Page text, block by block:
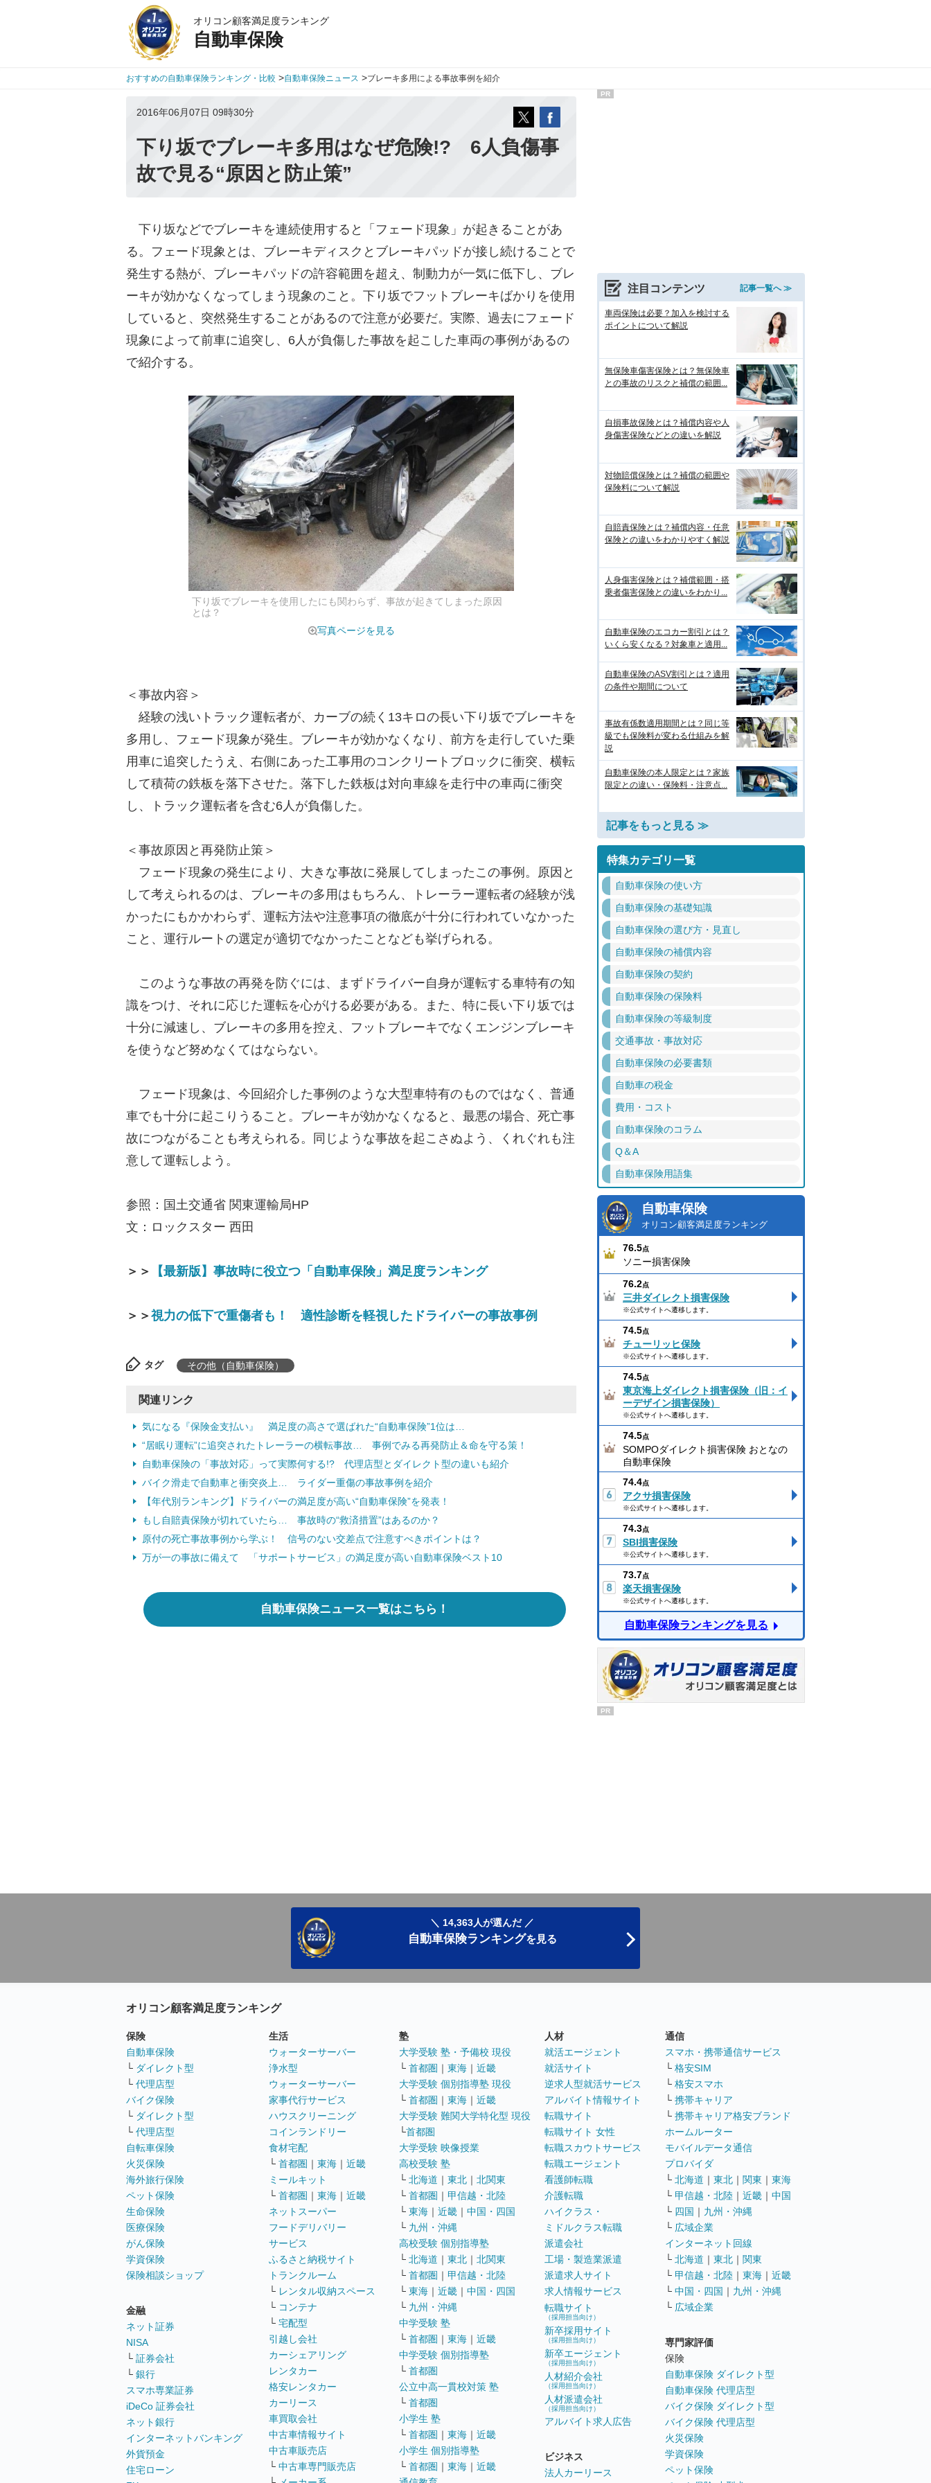
オリコン顧客満足度ランキング
自動車保険
おすすめの自動車保険ランキング・比較 >自動車保険ニュース >ブレーキ多用による事故事例を紹介
2016年06月07日 09時30分
下り坂でブレーキ多用はなぜ危険!? 6人負傷事
故で見る“原因と防止策”
下り坂などでブレーキを連続使用すると「フェード現象」が起きることがあ
る。フェード現象とは、ブレーキディスクとブレーキパッドが接し続けることで
発生する熱が、ブレーキパッドの許容範囲を超え、制動力が一気に低下し、ブレ
ーキが効かなくなってしまう現象のこと。下り坂でフットブレーキばかりを使用
していると、突然発生することがあるので注意が必要だ。実際、過去にフェード
現象によって前車に追突し、6人が負傷した事故を起こした車両の事例があるの
で紹介する。
下り坂でブレーキを使用したにも関わらず、事故が起きてしまった原因
とは？
写真ページを見る
＜事故内容＞
経験の浅いトラック運転者が、カーブの続く13キロの長い下り坂でブレーキを
多用し、フェード現象が発生。ブレーキが効かなくなり、前方を走行していた乗
用車に追突したうえ、右側にあった工事用のコンクリートブロックに衝突、横転
して積荷の鉄板を落下させた。落下した鉄板は対向車線を走行中の車両に衝突
し、トラック運転者を含む6人が負傷した。
＜事故原因と再発防止策＞
フェード現象の発生により、大きな事故に発展してしまったこの事例。原因と
して考えられるのは、ブレーキの多用はもちろん、トレーラー運転者の経験が浅
かったにもかかわらず、運転方法や注意事項の徹底が十分に行われていなかった
こと、運行ルートの選定が適切でなかったことなども挙げられる。
このような事故の再発を防ぐには、まずドライバー自身が運転する車特有の知
識をつけ、それに応じた運転を心がける必要がある。また、特に長い下り坂では
十分に減速し、ブレーキの多用を控え、フットブレーキでなくエンジンブレーキ
を使うなど努めなくてはならない。
フェード現象は、今回紹介した事例のような大型車特有のものではなく、普通
車でも十分に起こりうること。ブレーキが効かなくなると、最悪の場合、死亡事
故につながることも考えられる。同じような事故を起こさぬよう、くれぐれも注
意して運転しよう。
参照：国土交通省 関東運輸局HP
文：ロックスター 西田
＞＞ 【最新版】事故時に役立つ「自動車保険」満足度ランキング
＞＞視力の低下で重傷者も！ 適性診断を軽視したドライバーの事故事例
タグ その他（自動車保険）
関連リンク
気になる『保険金支払い』 満足度の高さで選ばれた“自動車保険”1位は…
“居眠り運転”に追突されたトレーラーの横転事故… 事例でみる再発防止＆命を守る策！
自動車保険の「事故対応」って実際何する!? 代理店型とダイレクト型の違いも紹介
バイク滑走で自動車と衝突炎上… ライダー重傷の事故事例を紹介
【年代別ランキング】ドライバーの満足度が高い“自動車保険”を発表！
もし自賠責保険が切れていたら… 事故時の“救済措置”はあるのか？
原付の死亡事故事例から学ぶ！ 信号のない交差点で注意すべきポイントは？
万が一の事故に備えて 「サポートサービス」の満足度が高い自動車保険ベスト10
自動車保険ニュース一覧はこちら！
PR
注目コンテンツ 記事一覧へ ≫
車両保険は必要？加入を検討する
ポイントについて解説
無保険車傷害保険とは？無保険車
との事故のリスクと補償の範囲...
自損事故保険とは？補償内容や人
身傷害保険などとの違いを解説
対物賠償保険とは？補償の範囲や
保険料について解説
自賠責保険とは？補償内容・任意
保険との違いをわかりやすく解説
人身傷害保険とは？補償範囲・搭
乗者傷害保険との違いをわかり...
自動車保険のエコカー割引とは？
いくら安くなる？対象車と適用...
自動車保険のASV割引とは？適用
の条件や期間について
事故有係数適用期間とは？同じ等
級でも保険料が変わる仕組みを解
説
自動車保険の本人限定とは？家族
限定との違い・保険料・注意点...
記事をもっと見る ≫
特集カテゴリ一覧
自動車保険の使い方
自動車保険の基礎知識
自動車保険の選び方・見直し
自動車保険の補償内容
自動車保険の契約
自動車保険の保険料
自動車保険の等級制度
交通事故・事故対応
自動車保険の必要書類
自動車の税金
費用・コスト
自動車保険のコラム
Q＆A
自動車保険用語集
自動車保険
オリコン顧客満足度ランキング
76.5点
ソニー損害保険
76.2点
三井ダイレクト損害保険
※公式サイトへ遷移します。
74.5点
チューリッヒ保険
※公式サイトへ遷移します。
74.5点
東京海上ダイレクト損害保険（旧：イ
ーデザイン損害保険）
※公式サイトへ遷移します。
74.5点
SOMPOダイレクト損害保険 おとなの
自動車保険
74.4点
アクサ損害保険
※公式サイトへ遷移します。
74.3点
SBI損害保険
※公式サイトへ遷移します。
73.7点
楽天損害保険
※公式サイトへ遷移します。
自動車保険ランキングを見る
PR
＼ 14,363人が選んだ ／
自動車保険ランキングを見る
オリコン顧客満足度ランキング
保険
自動車保険
└ ダイレクト型
└ 代理店型
バイク保険
└ ダイレクト型
└ 代理店型
自転車保険
火災保険
海外旅行保険
ペット保険
生命保険
医療保険
がん保険
学資保険
保険相談ショップ
金融
ネット証券
NISA
└ 証券会社
└ 銀行
スマホ専業証券
iDeCo 証券会社
ネット銀行
インターネットバンキング
外貨預金
住宅ローン
生活
ウォーターサーバー
浄水型
ウォーターサーバー
家事代行サービス
ハウスクリーニング
コインランドリー
食材宅配
└ 首都圏 ｜ 東海 ｜ 近畿
ミールキット
└ 首都圏 ｜ 東海 ｜ 近畿
ネットスーパー
フードデリバリー
サービス
ふるさと納税サイト
トランクルーム
└ レンタル収納スペース
└ コンテナ
└ 宅配型
引越し会社
カーシェアリング
レンタカー
格安レンタカー
カーリース
車買取会社
中古車情報サイト
中古車販売店
└ 中古車専門販売店
塾
大学受験 塾・予備校 現役
└ 首都圏 ｜ 東海 ｜ 近畿
大学受験 個別指導塾 現役
└ 首都圏 ｜ 東海 ｜ 近畿
大学受験 難関大学特化型 現役
└首都圏
大学受験 映像授業
高校受験 塾
└ 北海道 ｜ 東北 ｜ 北関東
└ 首都圏 ｜ 甲信越・北陸
└ 東海 ｜ 近畿 ｜ 中国・四国
└ 九州・沖縄
高校受験 個別指導塾
└ 北海道 ｜ 東北 ｜ 北関東
└ 首都圏 ｜ 甲信越・北陸
└ 東海 ｜ 近畿 ｜ 中国・四国
└ 九州・沖縄
中学受験 塾
└ 首都圏 ｜ 東海 ｜ 近畿
中学受験 個別指導塾
└ 首都圏
公立中高一貫校対策 塾
└ 首都圏
小学生 塾
└ 首都圏 ｜ 東海 ｜ 近畿
小学生 個別指導塾
└ 首都圏 ｜ 東海 ｜ 近畿
人材
就活エージェント
就活サイト
逆求人型就活サービス
アルバイト情報サイト
転職サイト
転職サイト 女性
転職スカウトサービス
転職エージェント
看護師転職
介護転職
ハイクラス・
ミドルクラス転職
派遣会社
工場・製造業派遣
派遣求人サイト
求人情報サービス
転職サイト
（採用担当向け）
新卒採用サイト
（採用担当向け）
新卒エージェント
（採用担当向け）
人材紹介会社
（採用担当向け）
人材派遣会社
（採用担当向け）
アルバイト求人広告
ビジネス
法人カーリース
通信
スマホ・携帯通信サービス
└ 格安SIM
└ 格安スマホ
└ 携帯キャリア
└ 携帯キャリア格安ブランド
ホームルーター
モバイルデータ通信
プロバイダ
└ 北海道 ｜ 東北 ｜ 関東 ｜ 東海
└ 甲信越・北陸 ｜ 近畿 ｜ 中国
└ 四国 ｜ 九州・沖縄
└ 広域企業
インターネット回線
└ 北海道 ｜ 東北 ｜ 関東
└ 甲信越・北陸 ｜ 東海 ｜ 近畿
└ 中国・四国 ｜ 九州・沖縄
└ 広域企業
専門家評価
保険
自動車保険 ダイレクト型
自動車保険 代理店型
バイク保険 ダイレクト型
バイク保険 代理店型
火災保険
学資保険
ペット保険